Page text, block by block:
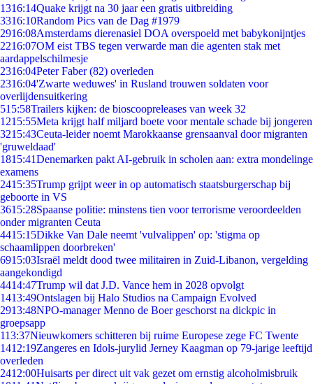
1316:14Quake krijgt na 30 jaar een gratis uitbreiding
3316:10Random Pics van de Dag #1979
2916:08Amsterdams dierenasiel DOA overspoeld met babykonijntjes
2216:07OM eist TBS tegen verwarde man die agenten stak met
aardappelschilmesje
2316:04Peter Faber (82) overleden
2316:04'Zwarte weduwes' in Rusland trouwen soldaten voor
overlijdensuitkering
515:58Trailers kijken: de bioscoopreleases van week 32
1215:55Meta krijgt half miljard boete voor mentale schade bij jongeren
3215:43Ceuta-leider noemt Marokkaanse grensaanval door migranten
'gruweldaad'
1815:41Denemarken pakt AI-gebruik in scholen aan: extra mondelinge
examens
2415:35Trump grijpt weer in op automatisch staatsburgerschap bij
geboorte in VS
3615:28Spaanse politie: minstens tien voor terrorisme veroordeelden
onder migranten Ceuta
4415:15Dikke Van Dale neemt 'vulvalippen' op: 'stigma op
schaamlippen doorbreken'
6915:03Israël meldt dood twee militairen in Zuid-Libanon, vergelding
aangekondigd
4414:47Trump wil dat J.D. Vance hem in 2028 opvolgt
1413:49Ontslagen bij Halo Studios na Campaign Evolved
2913:48NPO-manager Menno de Boer geschorst na dickpic in
groepsapp
113:37Nieuwkomers schitteren bij ruime Europese zege FC Twente
1412:19Zangeres en Idols-jurylid Jerney Kaagman op 79-jarige leeftijd
overleden
2412:00Huisarts per direct uit vak gezet om ernstig alcoholmisbruik